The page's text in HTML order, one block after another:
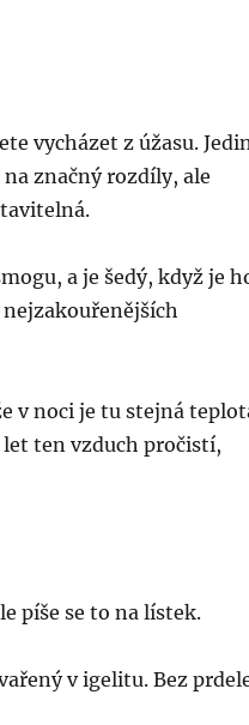
vycházet z úžasu.
značný rozdíly, ale
a je šedý, když je
v noci je tu stejná
let ten vzduch pročistí,
píše se to na lístek.
v igelitu. Bez